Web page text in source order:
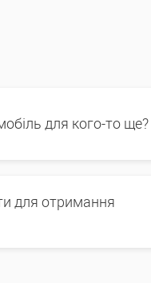
для кого-то ще?
для отримання